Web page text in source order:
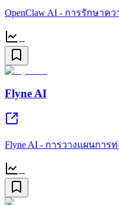
OpenClaw AI - การรักษา
--
Flyne AI
Flyne AI - การวางแผนกา
--